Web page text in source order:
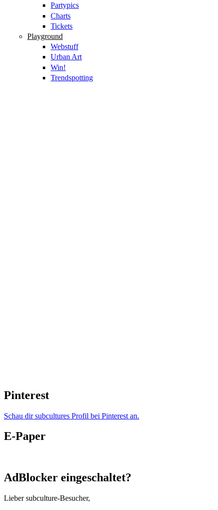
Partypics
Charts
Tickets
Playground
Webstuff
Urban Art
Win!
Trendspotting
Pinterest
Schau dir subcultures Profil bei Pinterest an.
E-Paper
AdBlocker eingeschaltet?
Lieber subculture-Besucher,